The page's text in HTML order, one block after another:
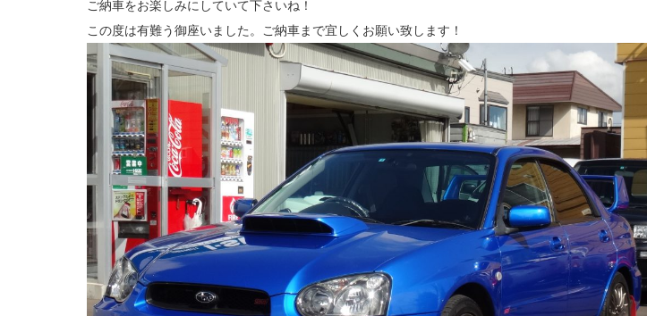
ご納車をお楽しみにしていて下さいね！
この度は有難う御座いました。ご納車まで宜しくお願い致します！